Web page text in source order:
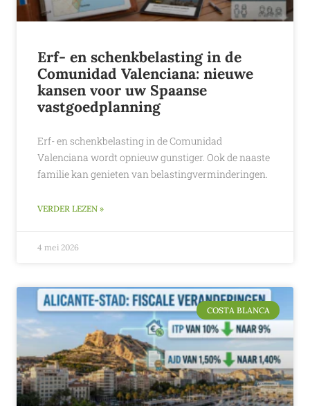
Erf- en schenkbelasting in de
Comunidad Valenciana: nieuwe
kansen voor uw Spaanse
vastgoedplanning
Erf- en schenkbelasting in de Comunidad
Valenciana wordt opnieuw gunstiger. Ook de naaste
familie kan genieten van belastingverminderingen.
VERDER LEZEN »
4 mei 2026
COSTA BLANCA